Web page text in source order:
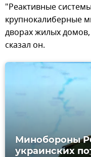
"Реактивные
крупнокалиберные
дворах жилых
сказал он.
Минобороны
украинских